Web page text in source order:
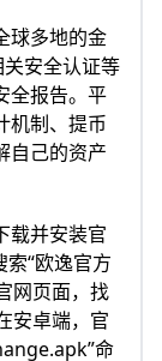
球多地的金
安全认证等
全报告。平
机制、提币
自己的资产
载并安装官
“欧逸官方
网页面，找
安卓端，官
命